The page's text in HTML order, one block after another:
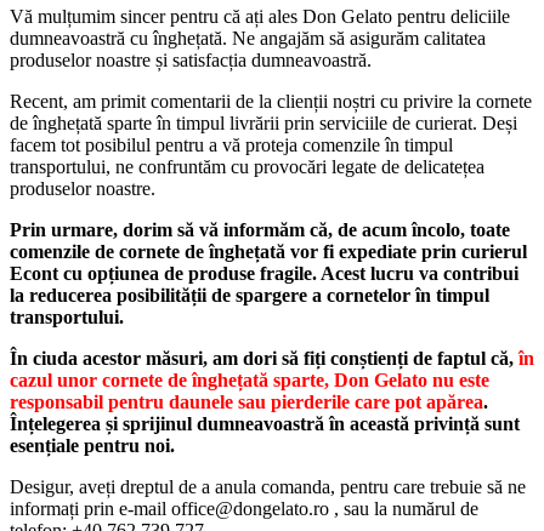
Vă mulțumim sincer pentru că ați ales Don Gelato pentru deliciile
dumneavoastră cu înghețată. Ne angajăm să asigurăm calitatea
produselor noastre și satisfacția dumneavoastră.
Recent, am primit comentarii de la clienții noștri cu privire la cornete
de înghețată sparte în timpul livrării prin serviciile de curierat. Deși
facem tot posibilul pentru a vă proteja comenzile în timpul
transportului, ne confruntăm cu provocări legate de delicatețea
produselor noastre.
Prin urmare, dorim să vă informăm că, de acum încolo, toate
comenzile de cornete de înghețată vor fi expediate prin curierul
Econt cu opțiunea de produse fragile. Acest lucru va contribui
la reducerea posibilității de spargere a cornetelor în timpul
transportului.
În ciuda acestor măsuri, am dori să fiți conștienți de faptul că,în
cazul unor cornete de înghețată sparte, Don Gelato nu este
responsabil pentru daunele sau pierderile care pot apărea.
Înțelegerea și sprijinul dumneavoastră în această privință sunt
esențiale pentru noi.
Desigur, aveți dreptul de a anula comanda, pentru care trebuie să ne
informați prin e-mail office@dongelato.ro , sau la numărul de